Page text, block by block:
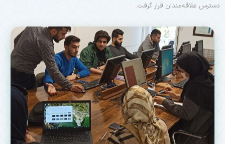
دسترس علاقه‌مندان قرار گرفت.